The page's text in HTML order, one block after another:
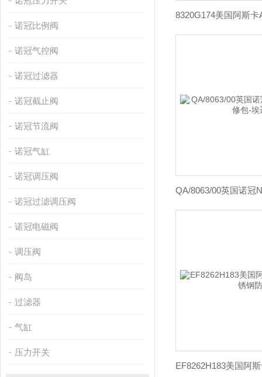
诺冠比例阀
诺冠气控阀
诺冠过滤器
诺冠截止阀
诺冠节流阀
诺冠气缸
诺冠调压阀
诺冠过滤调压阀
诺冠电磁阀
调压阀
阀岛
过滤器
气缸
压力开关